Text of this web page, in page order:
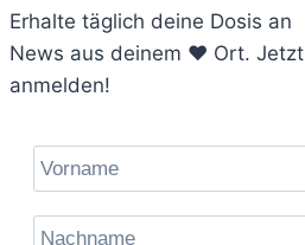
Erhalte täglich deine Dosis an
News aus deinem ❤️ Ort. Jetzt
anmelden!